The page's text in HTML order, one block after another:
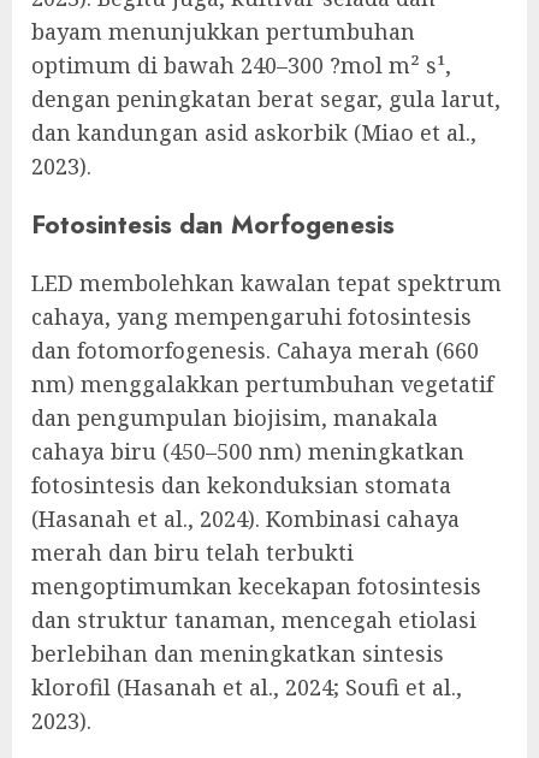
bayam menunjukkan pertumbuhan
optimum di bawah 240–300 ?mol m² s¹,
dengan peningkatan berat segar, gula larut,
dan kandungan asid askorbik (Miao et al.,
2023).
Fotosintesis dan Morfogenesis
LED membolehkan kawalan tepat spektrum
cahaya, yang mempengaruhi fotosintesis
dan fotomorfogenesis. Cahaya merah (660
nm) menggalakkan pertumbuhan vegetatif
dan pengumpulan biojisim, manakala
cahaya biru (450–500 nm) meningkatkan
fotosintesis dan kekonduksian stomata
(Hasanah et al., 2024). Kombinasi cahaya
merah dan biru telah terbukti
mengoptimumkan kecekapan fotosintesis
dan struktur tanaman, mencegah etiolasi
berlebihan dan meningkatkan sintesis
klorofil (Hasanah et al., 2024; Soufi et al.,
2023).